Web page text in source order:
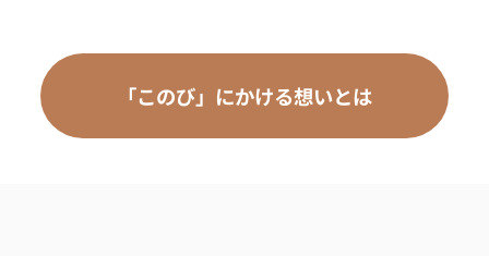
「このび」にかける想いとは